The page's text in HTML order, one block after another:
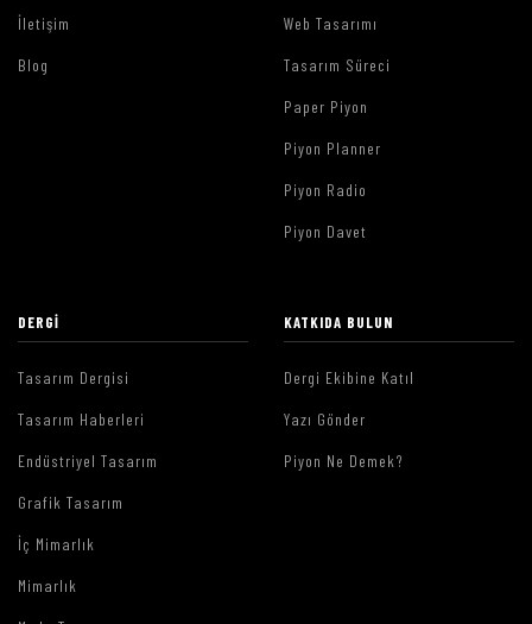
İletişim
Blog
Web Tasarımı
Tasarım Süreci
Paper Piyon
Piyon Planner
Piyon Radio
Piyon Davet
DERGI
Tasarım Dergisi
Tasarım Haberleri
Endüstriyel Tasarım
Grafik Tasarım
İç Mimarlık
Mimarlık
KATKIDA BULUN
Dergi Ekibine Katıl
Yazı Gönder
Piyon Ne Demek?